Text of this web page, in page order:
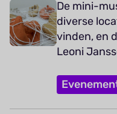
De mini-
diverse
vinden, en
Leoni